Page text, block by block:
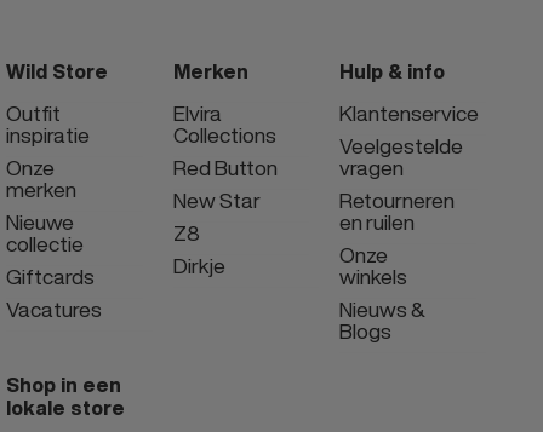
Wild Store
Outfit
inspiratie
Onze
merken
Nieuwe
collectie
Giftcards
Vacatures
Merken
Elvira
Collections
Red Button
New Star
Z8
Dirkje
Hulp & info
Klantenservice
Veelgestelde
vragen
Retourneren
en ruilen
Onze
winkels
Nieuws &
Blogs
Shop in een
lokale store